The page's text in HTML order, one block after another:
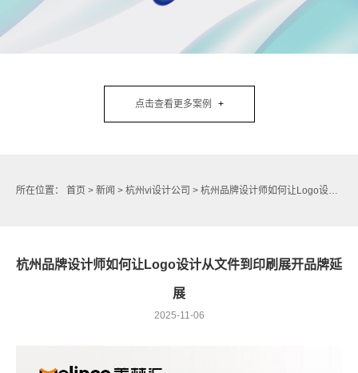
点击查看更多案例
所在位置： 首页 > 新闻 > 杭州vi设计公司 > 杭州品牌设计师如何让Logo设计从文件到印刷展开品牌延展
杭州品牌设计师如何让Logo设计从文件到印刷展开品牌延
展
2025-11-06